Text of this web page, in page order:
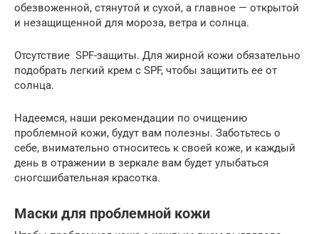
обезвоженной, стянутой и сухой, а главное — открытой
и незащищенной для мороза, ветра и солнца.
Отсутствие SPF-защиты. Для жирной кожи обязательно
подобрать легкий крем с SPF, чтобы защитить ее от
солнца.
Надеемся, наши рекомендации по очищению
проблемной кожи, будут вам полезны. Заботьтесь о
себе, внимательно относитесь к своей коже, и каждый
день в отражении в зеркале вам будет улыбаться
сногсшибательная красотка.
Маски для проблемной кожи